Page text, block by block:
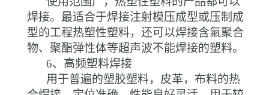
焊接。最适合于焊接注射模压成型或压制成
型的工程热塑性塑料，还可以焊接含氟聚合
物、聚酯弹性体等超声波不能焊接的塑料。
6、高频塑料焊接
用于普遍的塑胶塑料，皮革，布料的热